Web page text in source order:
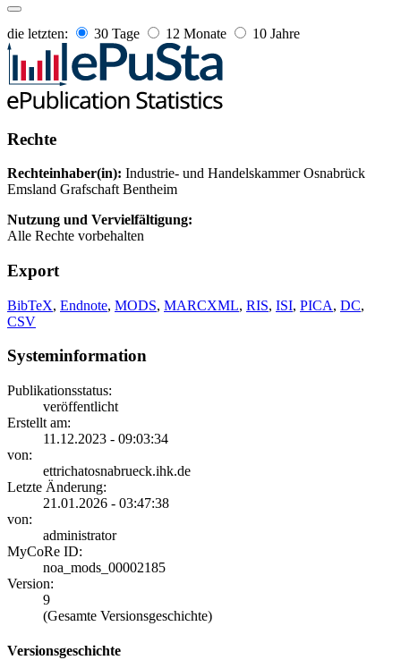
die letzten: 30 Tage 12 Monate 10 Jahre
Rechte
Rechteinhaber(in): Industrie- und Handelskammer Osnabrück
Emsland Grafschaft Bentheim
Nutzung und Vervielfältigung:
Alle Rechte vorbehalten
Export
BibTeX, Endnote, MODS, MARCXML, RIS, ISI, PICA, DC,
CSV
Systeminformation
Publikationsstatus:
veröffentlicht
Erstellt am:
11.12.2023 - 09:03:34
von:
ettrichatosnabrueck.ihk.de
Letzte Änderung:
21.01.2026 - 03:47:38
von:
administrator
MyCoRe ID:
noa_mods_00002185
Version:
9
(Gesamte Versionsgeschichte)
Versionsgeschichte